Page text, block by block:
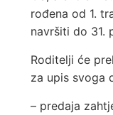
rođena od 1.
navršiti do 31.
Roditelji će
za upis svoga
– predaja